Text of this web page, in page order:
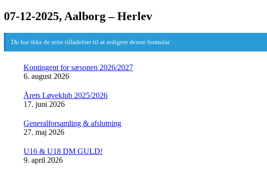
07-12-2025, Aalborg – Herlev
Du har ikke de rette tilladelser til at redigere denne formular
Kontingent for sæsonen 2026/2027
6. august 2026
Årets Løveklub 2025/2026
17. juni 2026
Generalforsamling & afslutning
27. maj 2026
U16 & U18 DM GULD!
9. april 2026